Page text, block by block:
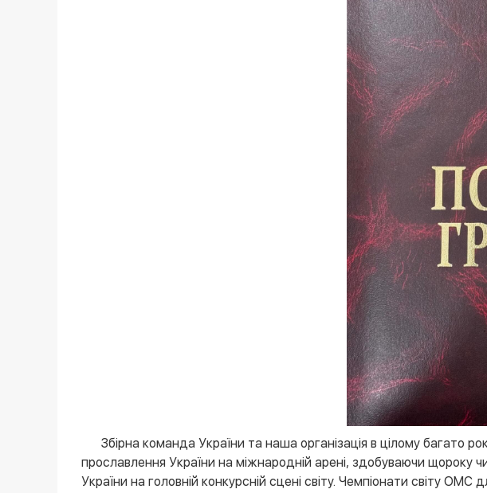
Збірна команда України та наша організація в цілому багато
прославлення України на міжнародній арені, здобуваючи щороку
України на головній конкурсній сцені світу. Чемпіонати світу